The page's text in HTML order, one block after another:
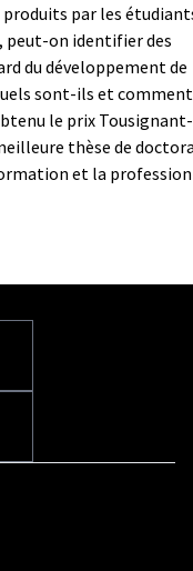
par les
peut-on identifier des
du développement de
sont-ils et comment
le prix Tousignant-
thèse de
et la profession